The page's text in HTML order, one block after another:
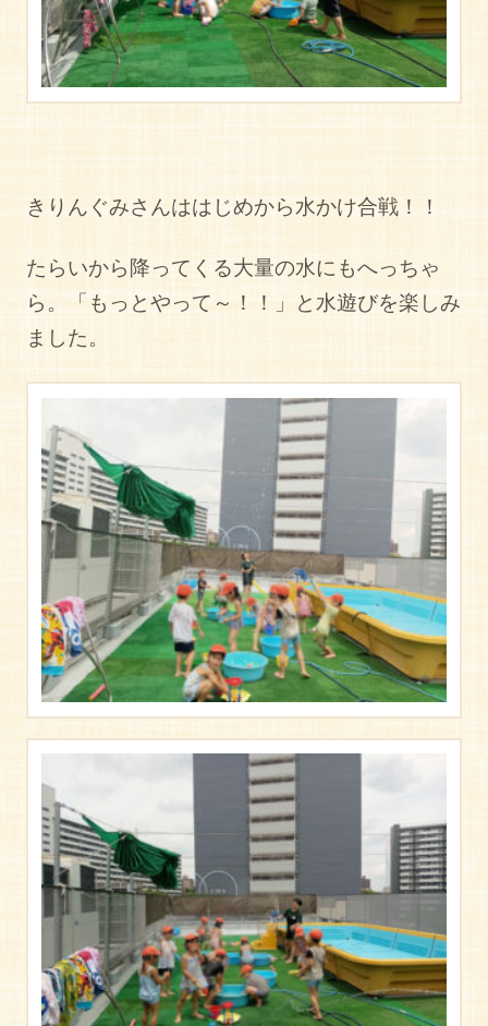
きりんぐみさんははじめから水かけ合戦！！
たらいから降ってくる大量の水にもへっちゃ
ら。「もっとやって～！！」と水遊びを楽しみ
ました。